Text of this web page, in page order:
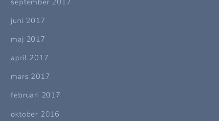
juni 2017
maj 2017
april 2017
mars 2017
februari 2017
oktober 2016